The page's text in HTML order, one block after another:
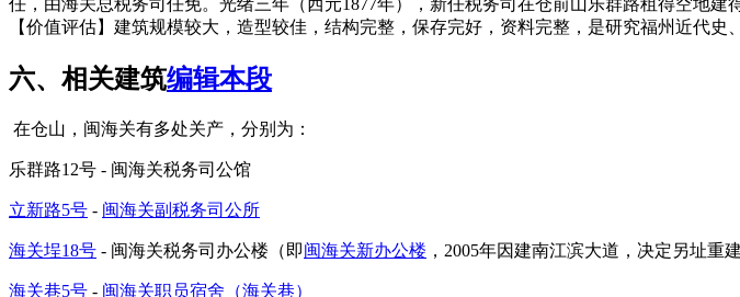
任，由海关总税务司任免。光绪三年（西元1877年），新任税务司在仓前山乐群路租得空地建
【价值评估】建筑规模较大，造型较佳，结构完整，保存完好，资料完整，是研究福州近代史
六、相关建筑编辑本段
在仓山，闽海关有多处关产，分别为：
乐群路12号 - 闽海关税务司公馆
立新路5号 - 闽海关副税务司公所
海关埕18号 - 闽海关税务司办公楼（即闽海关新办公楼 ，2005年因建南江滨大道，决定另址重
海关巷5号 - 闽海关职员宿舍（海关巷）